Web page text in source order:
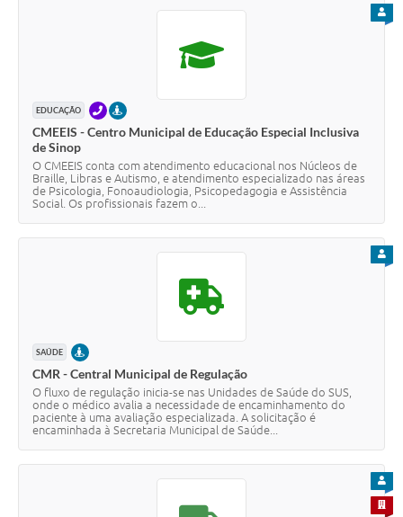
EDUCAÇÃO TELEFONEPRESENCIAL
CMEEIS - Centro Municipal de Educação Especial Inclusiva
de Sinop
O CMEEIS conta com atendimento educacional nos Núcleos de
Braille, Libras e Autismo, e atendimento especializado nas áreas
de Psicologia, Fonoaudiologia, Psicopedagogia e Assistência
Social. Os profissionais fazem o...
SAÚDE PRESENCIAL
CMR - Central Municipal de Regulação
O fluxo de regulação inicia-se nas Unidades de Saúde do SUS,
onde o médico avalia a necessidade de encaminhamento do
paciente à uma avaliação especializada. A solicitação é
encaminhada à Secretaria Municipal de Saúde...
PARA